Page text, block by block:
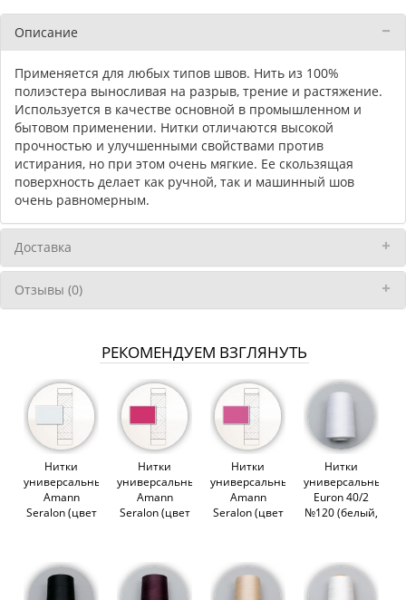
Описание
Применяется для любых типов швов. Нить из 100%
полиэстера выносливая на разрыв, трение и растяжение.
Используется в качестве основной в промышленном и
бытовом применении. Нитки отличаются высокой
прочностью и улучшенными свойствами против
истирания, но при этом очень мягкие. Ее скользящая
поверхность делает как ручной, так и машинный шов
очень равномерным.
Доставка
Отзывы (0)
РЕКОМЕНДУЕМ ВЗГЛЯНУТЬ
Нитки
универсальные
Amann
Seralon (цвет
Нитки
универсальные
Amann
Seralon (цвет
Нитки
универсальные
Amann
Seralon (цвет
Нитки
универсальные
Euron 40/2
№120 (белый,